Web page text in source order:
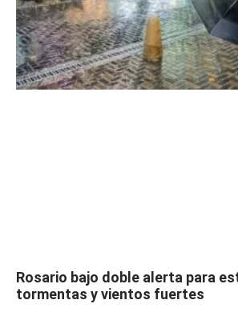
Rosario bajo doble alerta para
tormentas y vientos fuertes